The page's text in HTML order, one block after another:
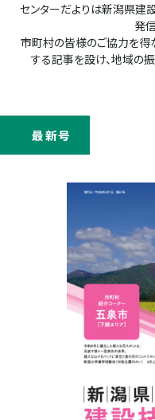
センターだよりは新潟県建
発
市町村の皆様のご協力を得
する記事を設け、地域の
最新号